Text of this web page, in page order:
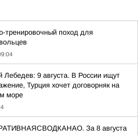
тренировочный поход для
Лебедев: 9 августа. В России ищут
Турция хочет договорняк на
море
За 8 августа